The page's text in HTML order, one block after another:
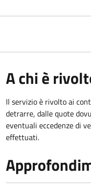
A chi è
Il servizio è rivolto ai
detrarre, dalle quote
eventuali eccedenze di
effettuati.